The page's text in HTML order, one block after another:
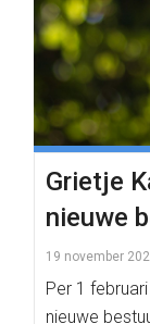
Grietje
nieuwe
19 november
Per 1
nieuwe